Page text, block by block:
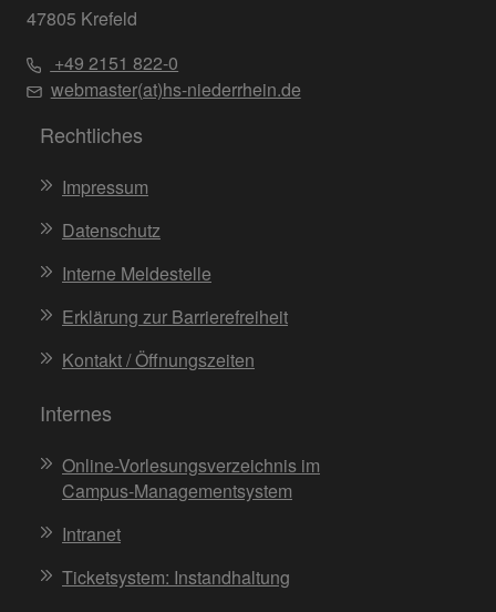
47805 Krefeld
+49 2151 822-0
webmaster(at)hs-niederrhein.de
Rechtliches
Impressum
Datenschutz
Interne Meldestelle
Erklärung zur Barrierefreiheit
Kontakt / Öffnungszeiten
Internes
Online-Vorlesungsverzeichnis im
Campus-Managementsystem
Intranet
Ticketsystem: Instandhaltung